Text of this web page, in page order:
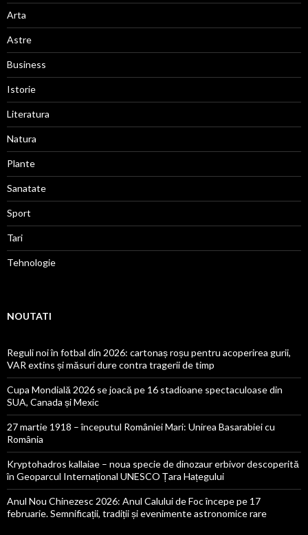
Arta
Astre
Business
Istorie
Literatura
Natura
Plante
Sanatate
Sport
Tari
Tehnologie
NOUTATI
Reguli noi în fotbal din 2026: cartonaș roșu pentru acoperirea gurii,
VAR extins și măsuri dure contra tragerii de timp
Cupa Mondială 2026 se joacă pe 16 stadioane spectaculoase din
SUA, Canada și Mexic
27 martie 1918 – începutul României Mari: Unirea Basarabiei cu
România
Kryptohadros kallaiae – noua specie de dinozaur erbivor descoperită
în Geoparcul Internațional UNESCO Țara Hațegului
Anul Nou Chinezesc 2026: Anul Calului de Foc începe pe 17
februarie. Semnificații, tradiții și evenimente astronomice rare